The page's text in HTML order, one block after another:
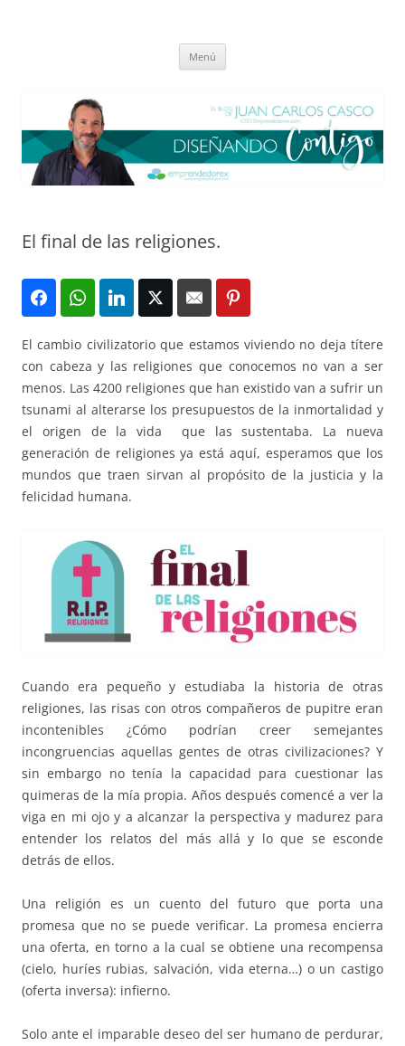
Menú
El final de las religiones.
El cambio civilizatorio que estamos viviendo no deja títere
con cabeza y las religiones que conocemos no van a ser
menos. Las 4200 religiones que han existido van a sufrir un
tsunami al alterarse los presupuestos de la inmortalidad y
el origen de la vida que las sustentaba. La nueva
generación de religiones ya está aquí, esperamos que los
mundos que traen sirvan al propósito de la justicia y la
felicidad humana.
Cuando era pequeño y estudiaba la historia de otras
religiones, las risas con otros compañeros de pupitre eran
incontenibles ¿Cómo podrían creer semejantes
incongruencias aquellas gentes de otras civilizaciones? Y
sin embargo no tenía la capacidad para cuestionar las
quimeras de la mía propia. Años después comencé a ver la
viga en mi ojo y a alcanzar la perspectiva y madurez para
entender los relatos del más allá y lo que se esconde
detrás de ellos.
Una religión es un cuento del futuro que porta una
promesa que no se puede verificar. La promesa encierra
una oferta, en torno a la cual se obtiene una recompensa
(cielo, huríes rubias, salvación, vida eterna…) o un castigo
(oferta inversa): infierno.
Solo ante el imparable deseo del ser humano de perdurar,